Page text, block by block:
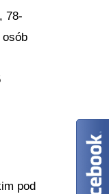
78-
osób
pod